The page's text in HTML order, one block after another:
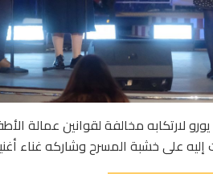
تم تغريم المغني أنجيلو كيلي، 39 عاماً، 3000 يورو لارتكابه مخالفة
إليه على خشبة المسرح وشاركه غناء